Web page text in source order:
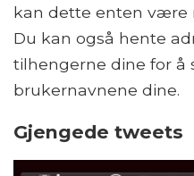
kan dette enten være
Du kan også hente
tilhengerne dine for å
brukernavnene dine.
Gjengede tweets